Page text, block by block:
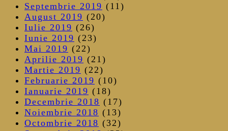
Septembrie 2019 (11)
August 2019 (20)
Iulie 2019 (26)
Iunie 2019 (23)
Mai 2019 (22)
Aprilie 2019 (21)
Martie 2019 (22)
Februarie 2019 (10)
Ianuarie 2019 (18)
Decembrie 2018 (17)
Noiembrie 2018 (13)
Octombrie 2018 (32)